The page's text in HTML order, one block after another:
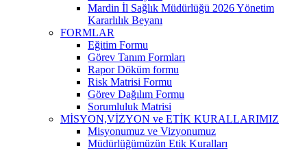
Mardin İl Sağlık Müdürlüğü 2026 Yönetim
Kararlılık Beyanı
FORMLAR
Eğitim Formu
Görev Tanım Formları
Rapor Döküm formu
Risk Matrisi Formu
Görev Dağılım Formu
Sorumluluk Matrisi
MİSYON,VİZYON ve ETİK KURALLARIMIZ
Misyonumuz ve Vizyonumuz
Müdürlüğümüzün Etik Kuralları